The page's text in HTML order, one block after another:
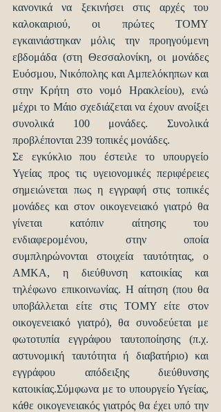
κανονικά να ξεκινήσει στις αρχές του
καλοκαιριού, οι πρώτες ΤΟΜΥ
εγκαινιάστηκαν μόλις την προηγούμενη
εβδομάδα (στη Θεσσαλονίκη, οι μονάδες
Ευόσμου, Νικόπολης και Αμπελόκηπων και
στην Κρήτη στο νομό Ηρακλείου), ενώ
μέχρι το Μάιο σχεδιάζεται να έχουν ανοίξει
συνολικά 100 μονάδες. Συνολικά
προβλέπονται 239 τοπικές μονάδες.
Σε εγκύκλιο που έστειλε το υπουργείο
Υγείας προς τις υγειονομικές περιφέρειες
σημειώνεται πως η εγγραφή στις τοπικές
μονάδες και στον οικογενειακό γιατρό θα
γίνεται κατόπιν αίτησης του
ενδιαφερομένου, στην οποία
συμπληρώνονται στοιχεία ταυτότητας, ο
ΑΜΚΑ, η διεύθυνση κατοικίας και
τηλέφωνο επικοινωνίας. Η αίτηση (που θα
υποβάλλεται είτε στις ΤΟΜΥ είτε στον
οικογενειακό γιατρό), θα συνοδεύεται με
φωτοτυπία εγγράφου ταυτοποίησης (π.χ.
αστυνομική ταυτότητα ή διαβατήριο) και
εγγράφου απόδειξης διεύθυνσης
κατοικίας.Σύμφωνα με το υπουργείο Υγείας,
κάθε οικογενειακός γιατρός θα έχει υπό την